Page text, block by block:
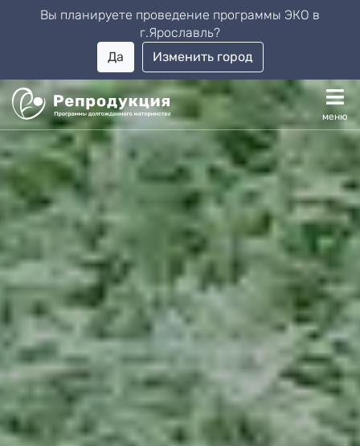
Вы планируете проведение программы ЭКО в
г.Ярославль?
Да
Изменить город
меню
Каталог доноров
Родителям
Родителям: Донорство яйцеклеток
Заявка на подбор донора
Родителям: Суррогатное материнство
Заявка на подбор сурмамы
Донорам яйцеклеток
О программе
Оплата